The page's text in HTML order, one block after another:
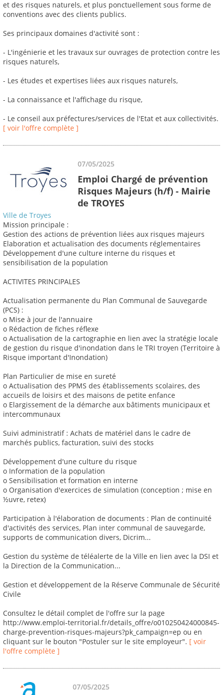
et des risques naturels, et plus ponctuellement sous forme de
conventions avec des clients publics.
Ses principaux domaines d'activité sont :
- L'ingénierie et les travaux sur ouvrages de protection contre les
risques naturels,
- Les études et expertises liées aux risques naturels,
- La connaissance et l'affichage du risque,
- Le conseil aux préfectures/services de l'Etat et aux collectivités.
[ voir l'offre complète ]
07/05/2025
Emploi Chargé de prévention
Risques Majeurs (h/f) - Mairie
de TROYES
Ville de Troyes
Mission principale :
Gestion des actions de prévention liées aux risques majeurs
Elaboration et actualisation des documents réglementaires
Développement d'une culture interne du risques et
sensibilisation de la population
ACTIVITES PRINCIPALES
Actualisation permanente du Plan Communal de Sauvegarde
(PCS) :
o Mise à jour de l'annuaire
o Rédaction de fiches réflexe
o Actualisation de la cartographie en lien avec la stratégie locale
de gestion du risque d'inondation dans le TRI troyen (Territoire à
Risque important d'Inondation)
Plan Particulier de mise en sureté
o Actualisation des PPMS des établissements scolaires, des
accueils de loisirs et des maisons de petite enfance
o Elargissement de la démarche aux bâtiments municipaux et
intercommunaux
Suivi administratif : Achats de matériel dans le cadre de
marchés publics, facturation, suivi des stocks
Développement d'une culture du risque
o Information de la population
o Sensibilisation et formation en interne
o Organisation d'exercices de simulation (conception ; mise en
½uvre, retex)
Participation à l'élaboration de documents : Plan de continuité
d'activités des services, Plan inter communal de sauvegarde,
supports de communication divers, Dicrim...
Gestion du système de téléalerte de la Ville en lien avec la DSI et
la Direction de la Communication...
Gestion et développement de la Réserve Communale de Sécurité
Civile
Consultez le détail complet de l'offre sur la page
http://www.emploi-territorial.fr/details_offre/o010250424000845-
charge-prevention-risques-majeurs?pk_campaign=ep ou en
cliquant sur le bouton "Postuler sur le site employeur". [ voir
l'offre complète ]
07/05/2025